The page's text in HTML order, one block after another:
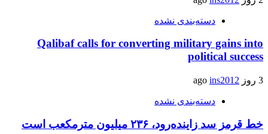
دسته‌بندی نشده
Qalibaf calls for converting military gains into
political success
3 روز ago ins2012
دسته‌بندی نشده
خط قرمز سد زاینده‌رود، ۲۳۶ میلیون مترمکعب است